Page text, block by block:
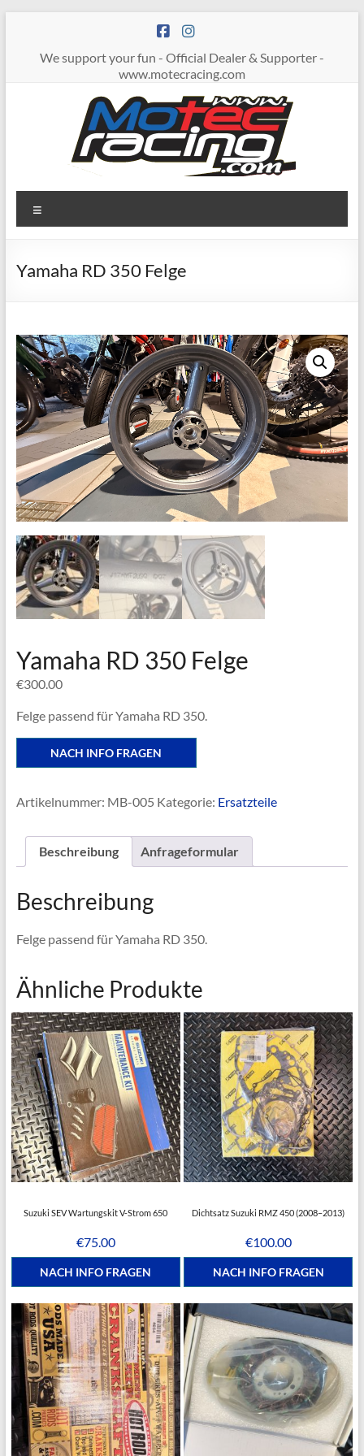
springenWe support your fun - Official Dealer & Supporter -
www.motecracing.com
MOTECRACING
Yamaha RD 350 Felge
Yamaha RD 350 Felge
€300.00
Felge passend für Yamaha RD 350.
NACH INFO FRAGEN
Artikelnummer: MB-005 Kategorie: Ersatzteile
Beschreibung Anfrageformular
Beschreibung
Felge passend für Yamaha RD 350.
Ähnliche Produkte
Suzuki SEV Wartungskit V-Strom 650
€75.00
NACH INFO FRAGEN
Dichtsatz Suzuki RMZ 450 (2008–2013)
€100.00
NACH INFO FRAGEN